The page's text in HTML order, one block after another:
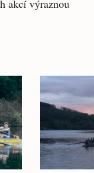
akcí výraznou